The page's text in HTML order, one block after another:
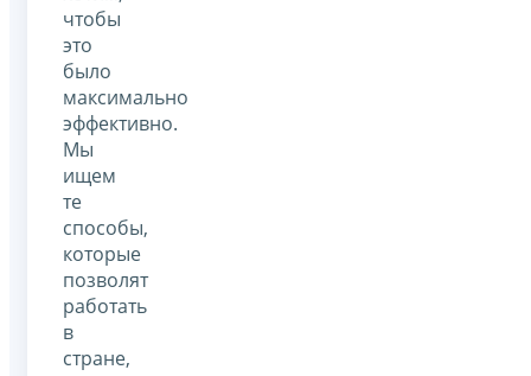
чтобы
это
было
максимально
эффективно.
Мы
ищем
те
способы,
которые
позволят
работать
в
стране,